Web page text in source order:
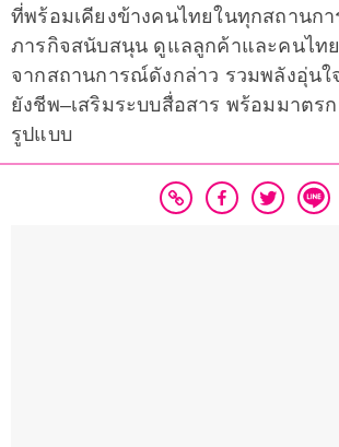
ที่พร้อมเคียงข้างคนไทยในทุกสถานก
ภารกิจสนับสนุน ดูแลลูกค้าและคนไท
จากสถานการณ์ดังกล่าว รวมพลังอุ่นใ
ยังชีพ–เสริมระบบสื่อสาร พร้อมมาตร
รูปแบบ